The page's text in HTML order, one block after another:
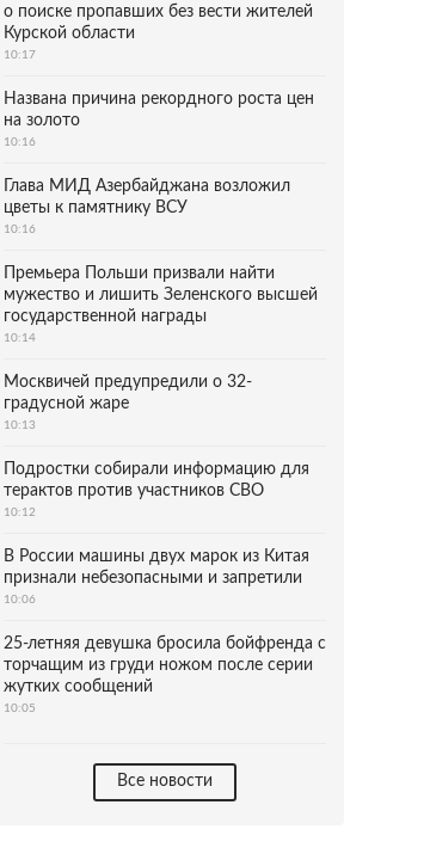
о поиске пропавших без вести жителей
Курской области
10:17
Названа причина рекордного роста цен
на золото
10:16
Глава МИД Азербайджана возложил
цветы к памятнику ВСУ
10:16
Премьера Польши призвали найти
мужество и лишить Зеленского высшей
государственной награды
10:14
Москвичей предупредили о 32-
градусной жаре
10:13
Подростки собирали информацию для
терактов против участников СВО
10:12
В России машины двух марок из Китая
признали небезопасными и запретили
10:06
25-летняя девушка бросила бойфренда с
торчащим из груди ножом после серии
жутких сообщений
10:05
Все новости